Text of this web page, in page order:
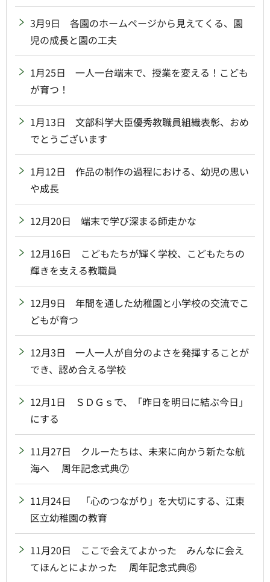
3月9日 各園のホームページから見えてくる、園
児の成長と園の工夫
1月25日 一人一台端末で、授業を変える！こども
が育つ！
1月13日 文部科学大臣優秀教職員組織表彰、おめ
でとうございます
1月12日 作品の制作の過程における、幼児の思い
や成長
12月20日 端末で学び深まる師走かな
12月16日 こどもたちが輝く学校、こどもたちの
輝きを支える教職員
12月9日 年間を通した幼稚園と小学校の交流でこ
どもが育つ
12月3日 一人一人が自分のよさを発揮することが
でき、認め合える学校
12月1日 ＳＤＧｓで、「昨日を明日に結ぶ今日」
にする
11月27日 クルーたちは、未来に向かう新たな航
海へ 周年記念式典⑦
11月24日 「心のつながり」を大切にする、江東
区立幼稚園の教育
11月20日 ここで会えてよかった みんなに会え
てほんとによかった 周年記念式典⑥